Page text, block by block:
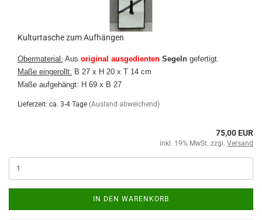
Kulturtasche zum Aufhängen
Obermaterial: Aus original ausgedienten Segeln gefertigt.
Maße eingerollt: B 27 x H 20 x T 14 cm
Maße aufgehängt: H 69 x B 27
Lieferzeit: ca. 3-4 Tage (Ausland abweichend)
75,00 EUR
inkl. 19% MwSt. zzgl. Versand
IN DEN WARENKORB